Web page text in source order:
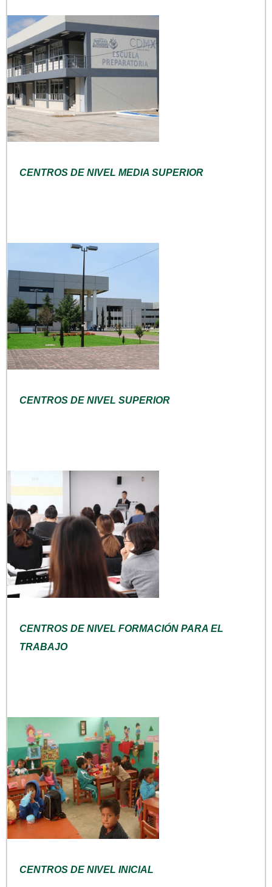
CENTROS DE NIVEL MEDIA SUPERIOR
CENTROS DE NIVEL SUPERIOR
CENTROS DE NIVEL FORMACIÓN PARA EL
TRABAJO
CENTROS DE NIVEL INICIAL